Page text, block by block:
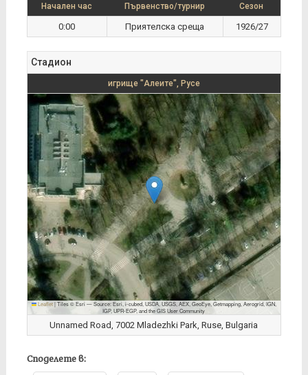
Начален час Първенство/турнир Сезон
0:00 Приятелска среща 1926/27
Стадион
игрище "Алеите", Русе
Leaflet |Tiles © Esri — Source: Esri, i-cubed, USDA, USGS, AEX, GeoEye, Getmapping, Aerogrid, IGN,
IGP, UPR-EGP, and the GIS User Community
Unnamed Road, 7002 Mladezhki Park, Ruse, Bulgaria
Споделете в: